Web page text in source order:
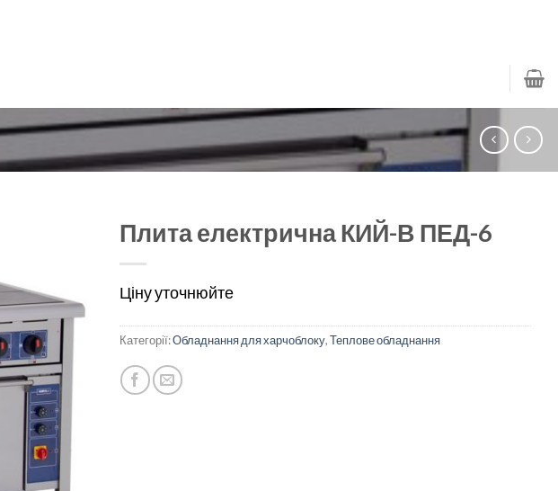
Плита електрична КИЙ-В ПЕД-6
Ціну уточнюйте
Категорії:Обладнання для харчоблоку,Теплове обладнання